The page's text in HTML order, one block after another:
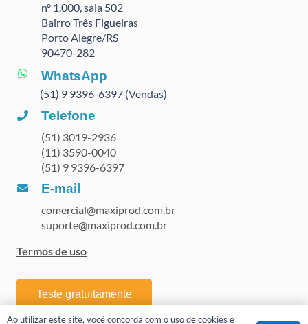
nº 1.000, sala 502
Bairro Três Figueiras
Porto Alegre/RS
90470-282
WhatsApp
(51) 9 9396-6397 (Vendas)
Telefone
(51) 3019-2936
(11) 3590-0040
(51) 9 9396-6397
E-mail
comercial@maxiprod.com.br
suporte@maxiprod.com.br
Termos de uso
Teste gratuitamente
Ao utilizar este site, você concorda com o uso de cookies e